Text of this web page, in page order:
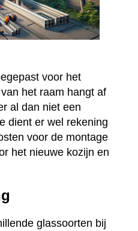
voor het
het raam hangt af
al dan niet een
dient er wel rekening
voor de montage
het nieuwe kozijn en
glassoorten bij